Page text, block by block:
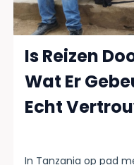
Is Reizen
Wat Er
Echt
In Tanzania op pad